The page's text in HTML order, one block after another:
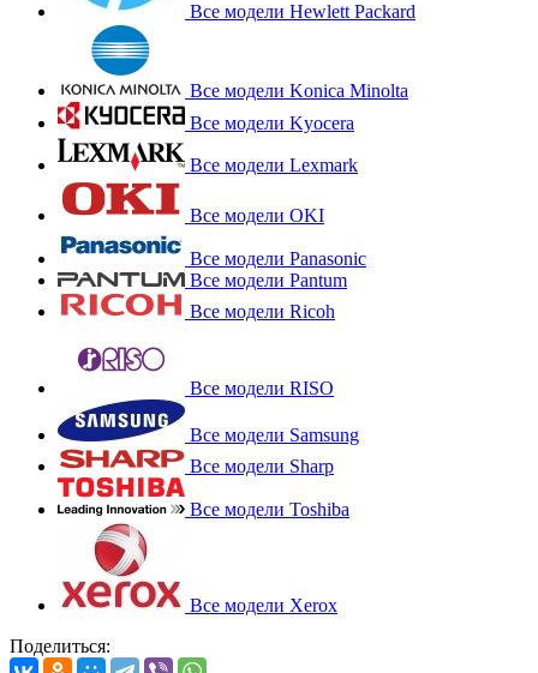
Все модели Hewlett Packard
Все модели Konica Minolta
Все модели Kyocera
Все модели Lexmark
Все модели OKI
Все модели Panasonic
Все модели Pantum
Все модели Ricoh
Все модели RISO
Все модели Samsung
Все модели Sharp
Все модели Toshiba
Все модели Xerox
Поделиться: